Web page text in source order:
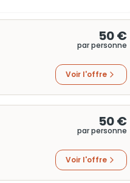
50 €
par personne
Voir l'offre
50 €
par personne
Voir l'offre